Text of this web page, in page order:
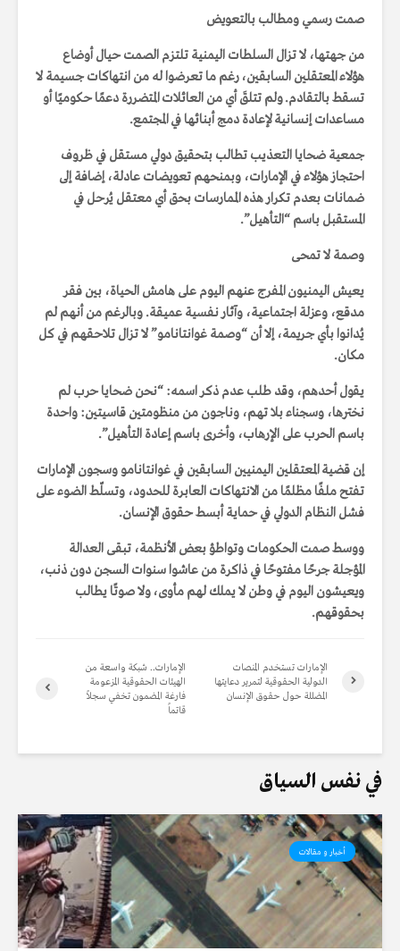
صمت رسمي ومطالب بالتعويض
من جهتها، لا تزال السلطات اليمنية تلتزم الصمت حيال أوضاع
هؤلاء المعتقلين السابقين، رغم ما تعرضوا له من انتهاكات جسيمة لا
تسقط بالتقادم. ولم تتلقَ أي من العائلات المتضررة دعمًا حكوميًا أو
مساعدات إنسانية لإعادة دمج أبنائها في المجتمع.
جمعية ضحايا التعذيب تطالب بتحقيق دولي مستقل في ظروف
احتجاز هؤلاء في الإمارات، وبمنحهم تعويضات عادلة، إضافة إلى
ضمانات بعدم تكرار هذه الممارسات بحق أي معتقل يُرحل في
المستقبل باسم “التأهيل”.
وصمة لا تمحى
يعيش اليمنيون المفرج عنهم اليوم على هامش الحياة، بين فقر
مدقع، وعزلة اجتماعية، وآثار نفسية عميقة. وبالرغم من أنهم لم
يُدانوا بأي جريمة، إلا أن “وصمة غوانتانامو” لا تزال تلاحقهم في كل
مكان.
يقول أحدهم، وقد طلب عدم ذكر اسمه: “نحن ضحايا حرب لم
نخترها، وسجناء بلا تهم، وناجون من منظومتين قاسيتين: واحدة
باسم الحرب على الإرهاب، وأخرى باسم إعادة التأهيل”.
إن قضية المعتقلين اليمنيين السابقين في غوانتانامو وسجون الإمارات
تفتح ملفًا مظلمًا من الانتهاكات العابرة للحدود، وتسلّط الضوء على
فشل النظام الدولي في حماية أبسط حقوق الإنسان.
ووسط صمت الحكومات وتواطؤ بعض الأنظمة، تبقى العدالة
المؤجلة جرحًا مفتوحًا في ذاكرة من عاشوا سنوات السجن دون ذنب،
ويعيشون اليوم في وطن لا يملك لهم مأوى، ولا صوتًا يطالب
بحقوقهم.
الإمارات.. شبكة واسعة من
الهيئات الحقوقية المزعومة
فارغة المضمون تخفي سجلاً
قاتماً
الإمارات تستخدم المنصات
الدولية الحقوقية لتمرير دعايتها
المضللة حول حقوق الإنسان
في نفس السياق
أخبار و مقالات